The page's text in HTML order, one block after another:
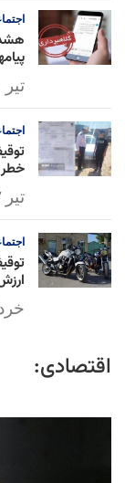
تیر ۲۰, ۱۴۰۵
خطر
تیر ۲, ۱۴۰۵
ارزش ۲۰ میلیارد ریال در کشف
خرداد
اقتصادی: